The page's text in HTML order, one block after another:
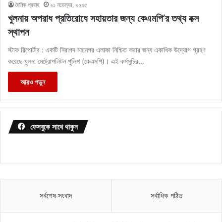
দৈনিক প্রবাহ ২১ নভেম্বর, ২০২৫
খুলনায় অপরাধ প্রতিরোধে সহায়তার জন্য কেএমপি’র তথ্য বক্স
স্থাপন
স্টাফ রিপোর্টার : একটি নিরাপদ মহানগর এলাকা নিশ্চিত করার জন্য একাধিক উদ্যোগ গ্রহণ
করেছে খুলনা মেট্রোপলিটন পুলিশ (কেএমপি)। এই কর্মসুচির…
আরও পড়ুন
ফেসবুকে সাথে থাকুন
সর্বশেষ সংবাদ সর্বাধিক পঠিত